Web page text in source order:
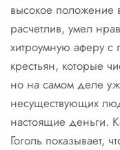
высокое
расчетлив, умел
хитроумную аферу
крестьян, которые
но на самом деле
несуществующих
настоящие деньги.
Гоголь показывает,